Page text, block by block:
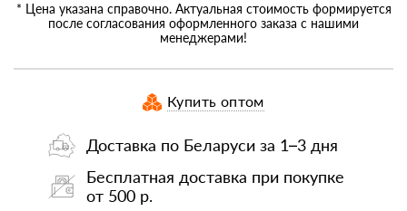
* Цена указана справочно. Актуальная стоимость формируется
после согласования оформленного заказа с нашими
менеджерами!
Купить оптом
Доставка по Беларуси за 1–3 дня
Бесплатная доставка при покупке
от 500 р.